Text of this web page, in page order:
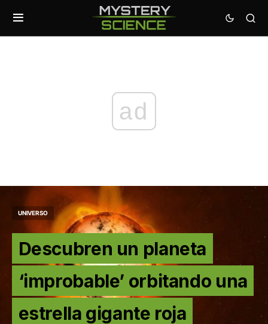
ad
UNIVERSO
Descubren un planeta
‘improbable’ orbitando una
estrella gigante roja